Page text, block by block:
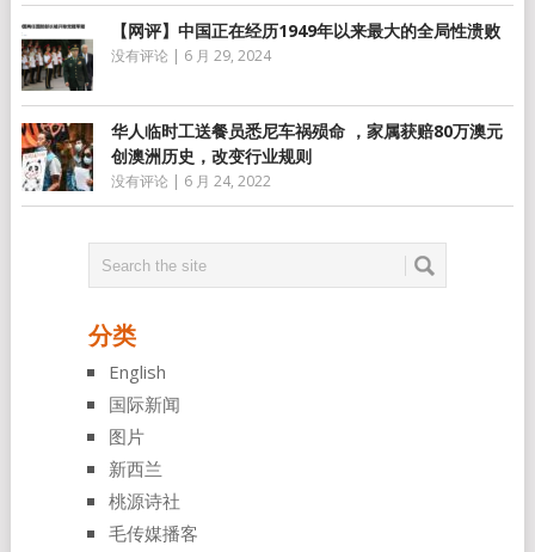
【网评】中国正在经历1949年以来最大的全局性溃败
没有评论 | 6 月 29, 2024
华人临时工送餐员悉尼车祸殒命 ，家属获赔80万澳元
创澳洲历史，改变行业规则
没有评论 | 6 月 24, 2022
分类
English
国际新闻
图片
新西兰
桃源诗社
毛传媒播客